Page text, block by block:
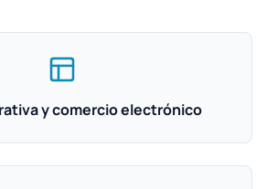
y comercio electrónico